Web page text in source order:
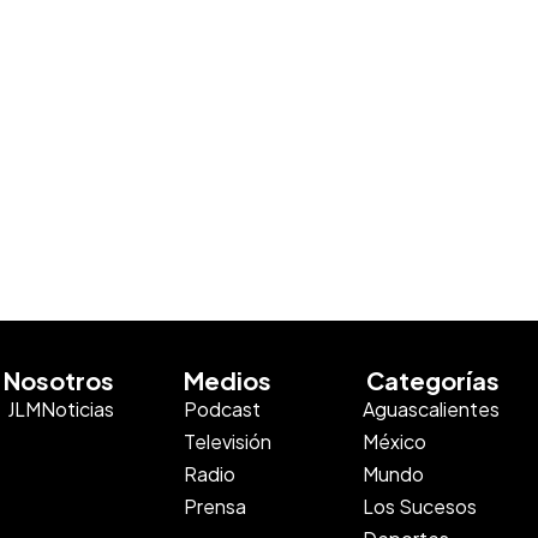
Nosotros
JLMNoticias
Medios
Podcast
Televisión
Radio
Prensa
Categorías
Aguascalientes
México
Mundo
Los Sucesos